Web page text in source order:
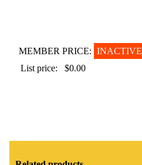
MEMBER PRICE: INACTIVE
List price:
$0.00